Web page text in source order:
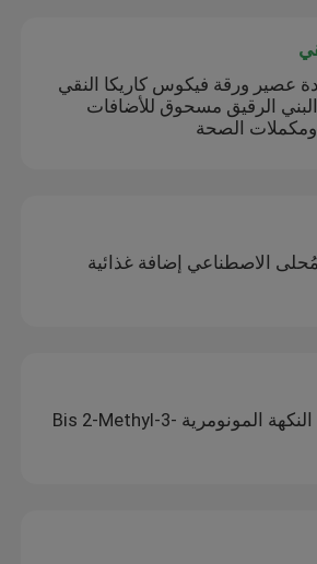
عصير ورقة فيكوس كاريكا النقي
الرقيق مسحوق للأضافات
ومكملات الصحة
الاصطناعي إضافة غذائية
CAS 28588-75-2 النكهة المونومرية Bis 2-Methyl-3-